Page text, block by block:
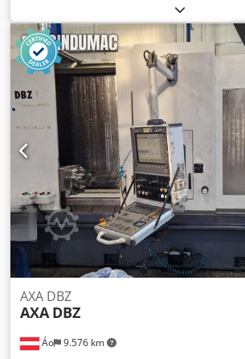
Áo 9.576 km
AXA DBZ
AXA DBZ